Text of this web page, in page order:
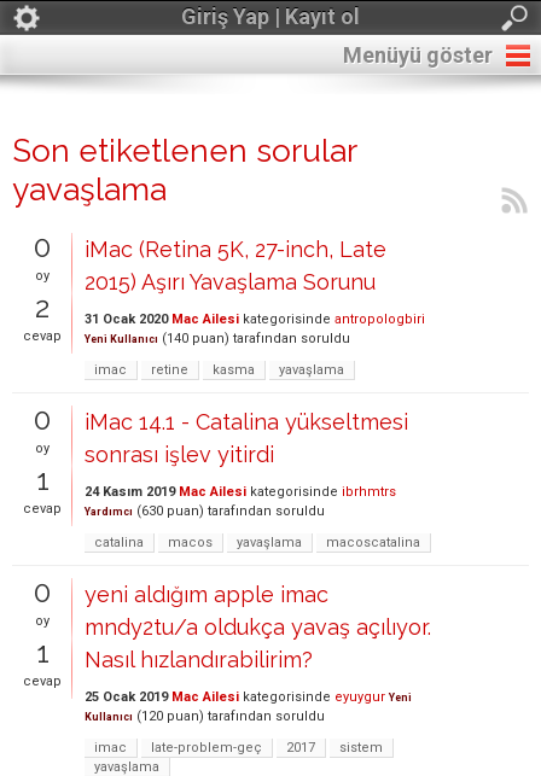
Giriş Yap | Kayıt ol
Menüyü göster
Son etiketlenen sorular
yavaşlama
0
oy
2
cevap
iMac (Retina 5K, 27-inch, Late
2015) Aşırı Yavaşlama Sorunu
31 Ocak 2020 Mac Ailesi kategorisinde antropologbiri
Yeni Kullanıcı (140 puan) tarafından soruldu
imac
retine kasma yavaşlama
0
oy
1
cevap
iMac 14.1 - Catalina yükseltmesi
sonrası işlev yitirdi
24 Kasım 2019 Mac Ailesi kategorisinde ibrhmtrs
Yardımcı (630 puan) tarafından soruldu
catalina
macos yavaşlama macoscatalina
0
oy
1
cevap
yeni aldığım apple imac
mndy2tu/a oldukça yavaş açılıyor.
Nasıl hızlandırabilirim?
25 Ocak 2019 Mac Ailesi kategorisinde eyuygur Yeni
Kullanıcı (120 puan) tarafından soruldu
imac
late-problem-geç 2017
sistem
yavaşlama